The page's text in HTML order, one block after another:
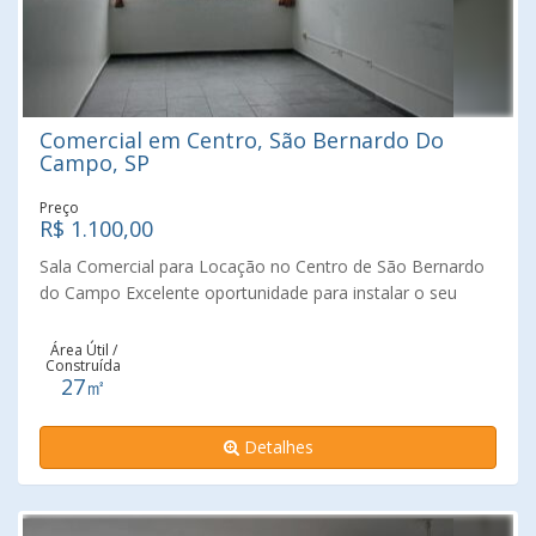
Comercial em Centro, São Bernardo Do
Campo, SP
Preço
R$ 1.100,00
Sala Comercial para Locação no Centro de São Bernardo
do Campo Excelente oportunidade para instalar o seu
São Bernardo do Campo. Sala comercial com 27 m²,
localizada no 1º andar, com banheiro privativo, posição
lateral e vista livre, oferecendo um ambiente funcional e
versátil para diferentes segmentos, como escritórios,
consultórios, estúdios e demais atividades profissionais.
Situada em prédio comercial, a sala encontra-se vaga e
Área Útil /
Construída
27㎡
Detalhes